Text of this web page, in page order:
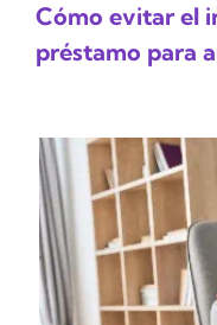
Cómo evitar el
préstamo para